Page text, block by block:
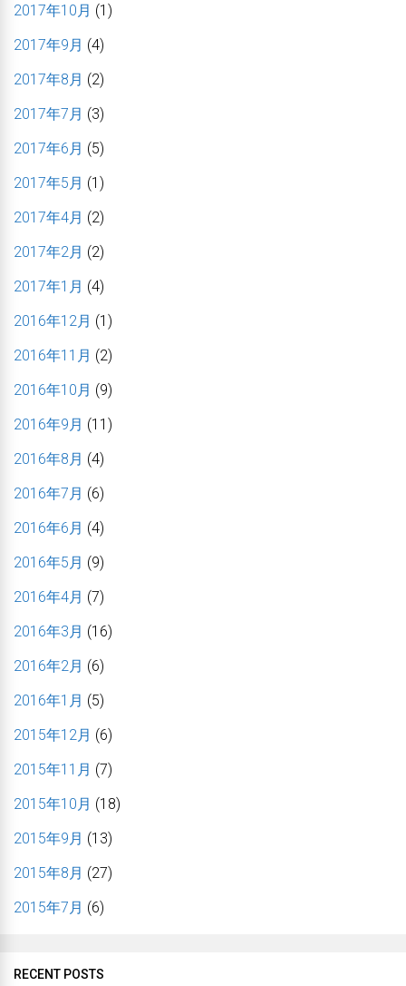
2017年10月 (1)
2017年9月 (4)
2017年8月 (2)
2017年7月 (3)
2017年6月 (5)
2017年5月 (1)
2017年4月 (2)
2017年2月 (2)
2017年1月 (4)
2016年12月 (1)
2016年11月 (2)
2016年10月 (9)
2016年9月 (11)
2016年8月 (4)
2016年7月 (6)
2016年6月 (4)
2016年5月 (9)
2016年4月 (7)
2016年3月 (16)
2016年2月 (6)
2016年1月 (5)
2015年12月 (6)
2015年11月 (7)
2015年10月 (18)
2015年9月 (13)
2015年8月 (27)
2015年7月 (6)
RECENT POSTS